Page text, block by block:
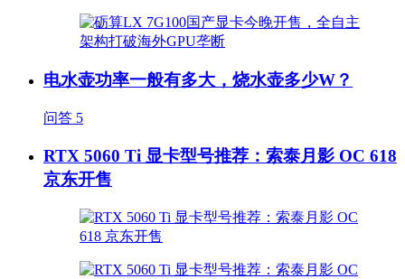
电水壶功率一般有多大，烧水壶多少W？
问答 5
RTX 5060 Ti 显卡型号推荐：索泰月影 OC 618
京东开售